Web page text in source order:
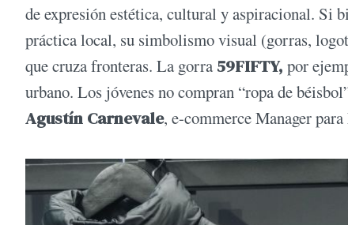
de expresión estética, cultural y aspiracional. Si
práctica local, su simbolismo visual (gorras,
que cruza fronteras. La gorra 59FIFTY, por
urbano. Los jóvenes no compran “ropa de
Agustín Carnevale, e-commerce Manager